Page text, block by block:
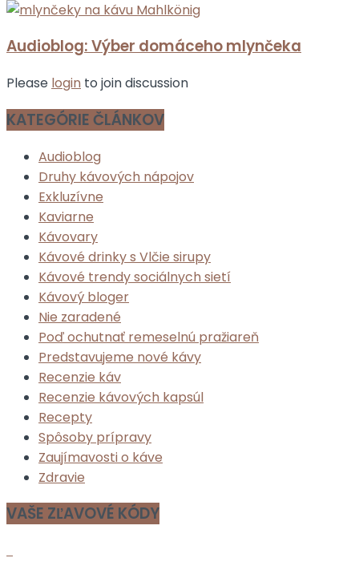
Audioblog: Výber domáceho mlynčeka
Please login to join discussion
KATEGÓRIE ČLÁNKOV
Audioblog
Druhy kávových nápojov
Exkluzívne
Kaviarne
Kávovary
Kávové drinky s Vlčie sirupy
Kávové trendy sociálnych sietí
Kávový bloger
Nie zaradené
Poď ochutnať remeselnú pražiareň
Predstavujeme nové kávy
Recenzie káv
Recenzie kávových kapsúl
Recepty
Spôsoby prípravy
Zaujímavosti o káve
Zdravie
VAŠE ZĽAVOVÉ KÓDY